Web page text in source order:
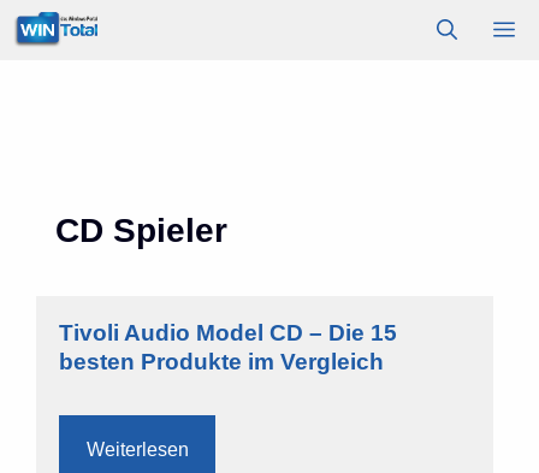
Zum
Inhalt
CD Spieler
Tivoli Audio Model CD – Die 15
besten Produkte im Vergleich
Weiterlesen